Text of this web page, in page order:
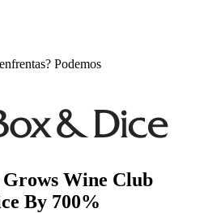
Podemos
Wine Club
By 700%